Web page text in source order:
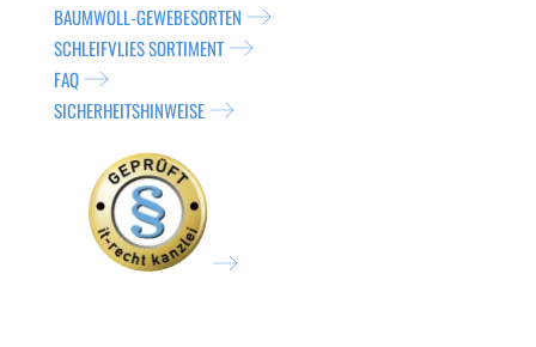
BAUMWOLL-GEWEBESORTEN
SCHLEIFVLIES SORTIMENT
FAQ
SICHERHEITSHINWEISE